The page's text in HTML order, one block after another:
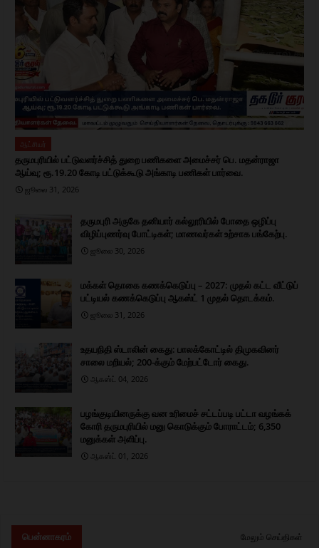
ஆட்சியர்
தருமபுரியில் பட்டுவளர்ச்சித் துறை பணிகளை அமைச்சர் பெ. மதன்ராஜா
ஆய்வு; ரூ.19.20 கோடி பட்டுக்கூடு அங்காடி பணிகள் பார்வை.
ஜூலை 31, 2026
தருமபுரி அருகே தனியார் கல்லூரியில் போதை ஒழிப்பு
விழிப்புணர்வு போட்டிகள்; மாணவர்கள் உற்சாக பங்கேற்பு.
ஜூலை 30, 2026
மக்கள் தொகை கணக்கெடுப்பு – 2027: முதல் கட்ட வீட்டுப்
பட்டியல் கணக்கெடுப்பு ஆகஸ்ட் 1 முதல் தொடக்கம்.
ஜூலை 31, 2026
உதயநிதி ஸ்டாலின் கைது: பாலக்கோட்டில் திமுகவினர்
சாலை மறியல்; 200-க்கும் மேற்பட்டோர் கைது.
ஆகஸ்ட் 04, 2026
பழங்குடியினருக்கு வன உரிமைச் சட்டப்படி பட்டா வழங்கக்
கோரி தருமபுரியில் மனு கொடுக்கும் போராட்டம்; 6,350
மனுக்கள் அளிப்பு.
ஆகஸ்ட் 01, 2026
பென்னாகரம் மேலும் செய்திகள்